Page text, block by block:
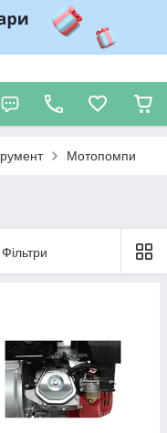
Мотопомпи
Фільтри